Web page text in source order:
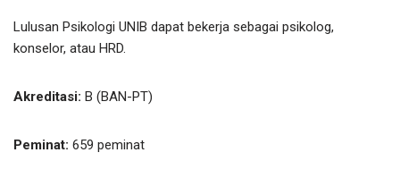
Lulusan Psikologi UNIB dapat bekerja sebagai psikolog,
konselor, atau HRD.
Akreditasi: B (BAN-PT)
Peminat: 659 peminat